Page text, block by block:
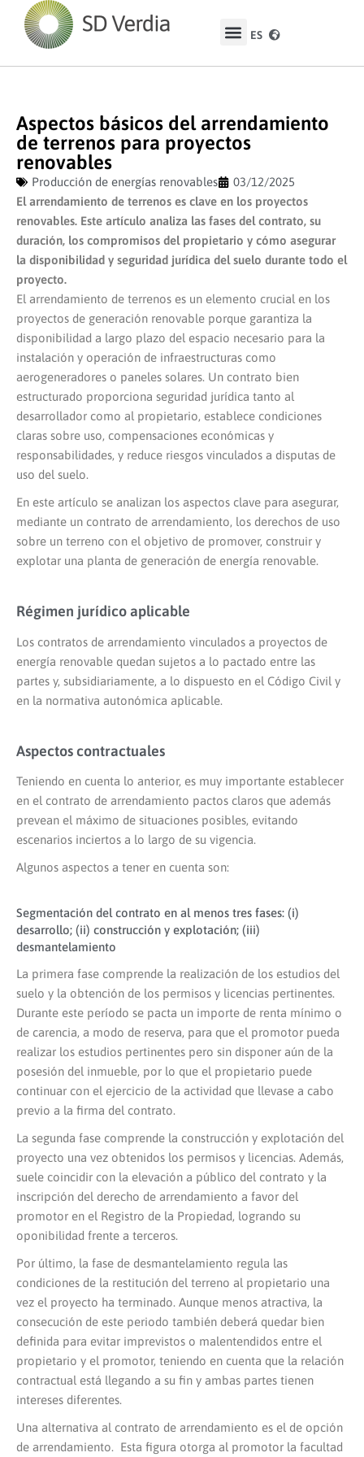
ES
EN
Aspectos básicos del arrendamiento
de terrenos para proyectos
renovables
Producción de energías renovables
03/12/2025
El arrendamiento de terrenos es clave en los proyectos
renovables. Este artículo analiza las fases del contrato, su
duración, los compromisos del propietario y cómo asegurar
la disponibilidad y seguridad jurídica del suelo durante todo el
proyecto.
El arrendamiento de terrenos es un elemento crucial en los
proyectos de generación renovable porque garantiza la
disponibilidad a largo plazo del espacio necesario para la
instalación y operación de infraestructuras como
aerogeneradores o paneles solares. Un contrato bien
estructurado proporciona seguridad jurídica tanto al
desarrollador como al propietario, establece condiciones
claras sobre uso, compensaciones económicas y
responsabilidades, y reduce riesgos vinculados a disputas de
uso del suelo.
En este artículo se analizan los aspectos clave para asegurar,
mediante un contrato de arrendamiento, los derechos de uso
sobre un terreno con el objetivo de promover, construir y
explotar una planta de generación de energía renovable.
Régimen jurídico aplicable
Los contratos de arrendamiento vinculados a proyectos de
energía renovable quedan sujetos a lo pactado entre las
partes y, subsidiariamente, a lo dispuesto en el Código Civil y
en la normativa autonómica aplicable.
Aspectos contractuales
Teniendo en cuenta lo anterior, es muy importante establecer
en el contrato de arrendamiento pactos claros que además
prevean el máximo de situaciones posibles, evitando
escenarios inciertos a lo largo de su vigencia.
Algunos aspectos a tener en cuenta son:
Segmentación del contrato en al menos tres fases: (i)
desarrollo; (ii) construcción y explotación; (iii)
desmantelamiento
La primera fase comprende la realización de los estudios del
suelo y la obtención de los permisos y licencias pertinentes.
Durante este período se pacta un importe de renta mínimo o
de carencia, a modo de reserva, para que el promotor pueda
realizar los estudios pertinentes pero sin disponer aún de la
posesión del inmueble, por lo que el propietario puede
continuar con el ejercicio de la actividad que llevase a cabo
previo a la firma del contrato.
La segunda fase comprende la construcción y explotación del
proyecto una vez obtenidos los permisos y licencias. Además,
suele coincidir con la elevación a público del contrato y la
inscripción del derecho de arrendamiento a favor del
promotor en el Registro de la Propiedad, logrando su
oponibilidad frente a terceros.
Por último, la fase de desmantelamiento regula las
condiciones de la restitución del terreno al propietario una
vez el proyecto ha terminado. Aunque menos atractiva, la
consecución de este periodo también deberá quedar bien
definida para evitar imprevistos o malentendidos entre el
propietario y el promotor, teniendo en cuenta que la relación
contractual está llegando a su fin y ambas partes tienen
intereses diferentes.
Una alternativa al contrato de arrendamiento es el de opción
de arrendamiento. Esta figura otorga al promotor la facultad